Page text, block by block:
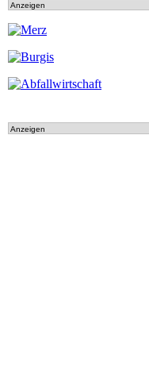
Anzeigen
Anzeigen